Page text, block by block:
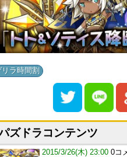
リラ時間割
ズドラコンテンツ
2015/3/26(木) 23:00 0コ